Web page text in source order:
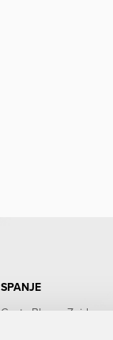
SPANJE
Costa Blanca Zuid